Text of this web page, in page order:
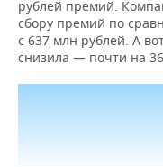
рублей премий.
сбору премий по
с 637 млн рублей. А
снизила — почти на